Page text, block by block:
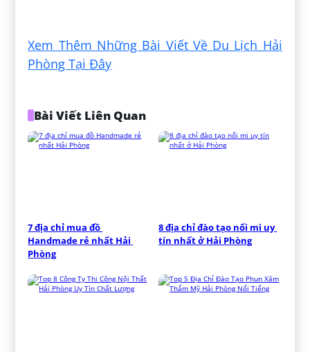
Xem Thêm Những Bài Viết Về Du Lịch Hải
Phòng Tại Đây
Bài Viết Liên Quan
7 địa chỉ mua đồ
Handmade rẻ nhất Hải
Phòng
8 địa chỉ đào tạo nối mi uy
tín nhất ở Hải Phòng